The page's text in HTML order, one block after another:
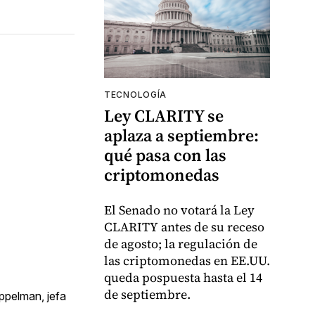
jefa
TECNOLOGÍA
Ley CLARITY se
aplaza a septiembre:
qué pasa con las
criptomonedas
El Senado no votará la Ley
CLARITY antes de su receso
de agosto; la regulación de
las criptomonedas en EE.UU.
queda pospuesta hasta el 14
de septiembre.